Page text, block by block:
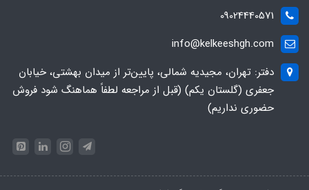
09024440571
info@kelkeeshgh.com
دفتر: تهران، مجیدیه شمالی، پایین‌تر از میدان بهشتی، خیابان
جعفری (گلستان یکم) (قبل از مراجعه لطفاً هماهنگ شود فروش
حضوری نداریم)